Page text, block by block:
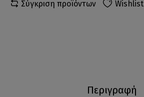
Σύγκριση προϊόντων Wishlist
Περιγραφή